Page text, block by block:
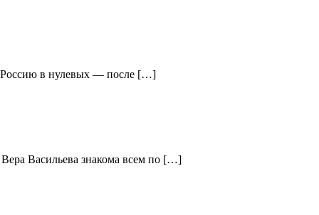
Россию в нулевых — после […]
Васильева знакома всем по […]